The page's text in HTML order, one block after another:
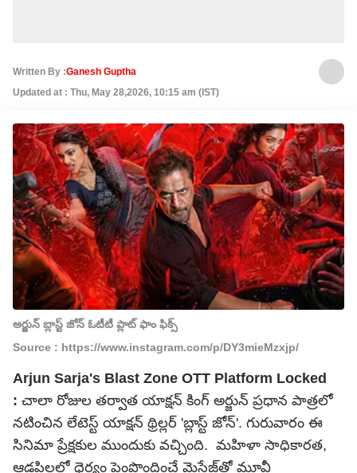
Written By :Ganesh Guptha
Updated at : Thu, May 28,2026, 10:15 am (IST)
అర్జున్ బ్లాస్ట్ జోన్ ఓటీటీ ప్లాట్ ఫాం ఫిక్స్
Source : https://www.instagram.com/p/DY3mieMzxjp/
Arjun Sarja's Blast Zone OTT Platform Locked
: చాలా రోజుల తర్వాత యాక్షన్ కింగ్ అర్జున్ ప్రధాన పాత్రలో
నటించిన లేటెస్ట్ యాక్షన్ థ్రిల్లర్ 'బ్లాస్ట్ జోన్'. గురువారం ఈ
సినిమా ప్రేక్షకుల ముందుకు వచ్చింది. మహిళా సాధికారత,
ఆడపిల్లల్లో ధైర్యం పెంపొందించే మెసేజ్‌తో మూవీ